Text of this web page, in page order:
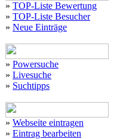
» TOP-Liste Bewertung
» TOP-Liste Besucher
» Neue Einträge
» Powersuche
» Livesuche
» Suchtipps
» Webseite eintragen
» Eintrag bearbeiten